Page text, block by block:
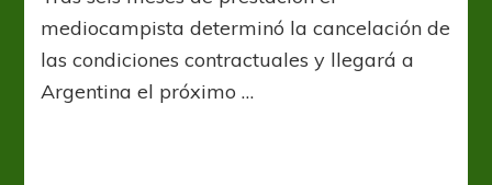
vuelve
Lanús
mediocampista determinó la cancelación de
las condiciones contractuales y llegará a
Argentina el próximo …